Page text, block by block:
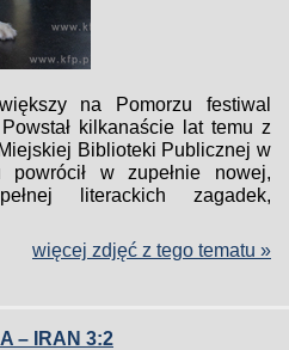
na Pomorzu festiwal
kilkanaście lat temu z
Biblioteki Publicznej w
w zupełnie nowej,
literackich zagadek,
więcej zdjęć z tego tematu »
– IRAN 3:2